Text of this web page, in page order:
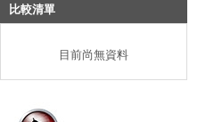
比較清單
目前尚無資料